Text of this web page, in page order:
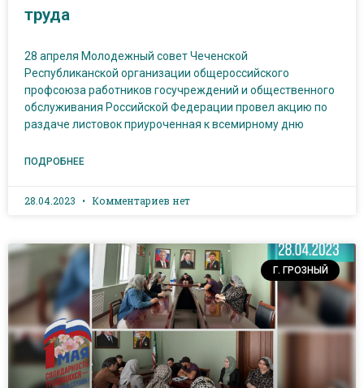
труда
28 апреля Молодежный совет Чеченской
Республиканской организации общероссийского
профсоюза работников госучреждений и общественного
обслуживания Российской Федерации провел акцию по
раздаче листовок приуроченная к всемирному дню
ПОДРОБНЕЕ
28.04.2023 Комментариев нет
Г. ГРОЗНЫЙ